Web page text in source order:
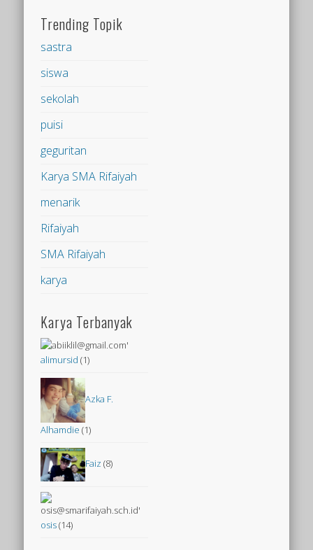
Trending Topik
sastra
siswa
sekolah
puisi
geguritan
Karya SMA Rifaiyah
menarik
Rifaiyah
SMA Rifaiyah
karya
Karya Terbanyak
alimursid (1)
Azka F.
Alhamdie (1)
Faiz (8)
osis(14)